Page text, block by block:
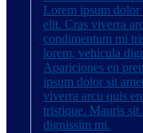
Lorem ipsum dolor
elit. Cras viverra
condimentum mi
lorem, vehicula
Apariciones en
ipsum dolor sit
viverra arcu quis
tristique. Mauris sit
dignissim mi.